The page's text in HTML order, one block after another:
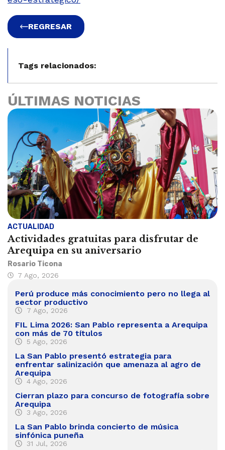
REGRESAR
Tags relacionados:
ÚLTIMAS NOTICIAS
ACTUALIDAD
Actividades gratuitas para disfrutar de
Arequipa en su aniversario
Rosario Ticona
7 Ago, 2026
Perú produce más conocimiento pero no llega al
sector productivo
7 Ago, 2026
FIL Lima 2026: San Pablo representa a Arequipa
con más de 70 títulos
5 Ago, 2026
La San Pablo presentó estrategia para
enfrentar salinización que amenaza al agro de
Arequipa
4 Ago, 2026
Cierran plazo para concurso de fotografía sobre
Arequipa
3 Ago, 2026
La San Pablo brinda concierto de música
sinfónica puneña
31 Jul, 2026